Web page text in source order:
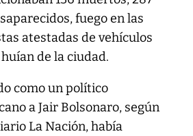
fuego en las
atestadas de vehículos
de la ciudad.
como un político
a Jair Bolsonaro, según
La Nación, había